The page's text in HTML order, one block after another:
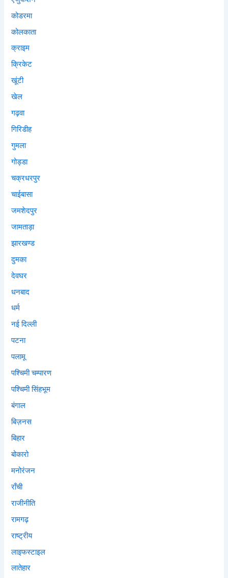
कोडरमा
कोलकाता
क्राइम
क्रिकेट
खूंटी
खेल
गढ़वा
गिरिडीह
गुमला
गोड्डा
चक्रधरपुर
चाईबासा
जमशेदपुर
जामताड़ा
झारखण्ड
दुमका
देवघर
धनबाद
धर्म
नई दिल्ली
पटना
पलामू
पश्चिमी चम्पारण
पश्चिमी सिंहभूम
बंगाल
बिज़नस
बिहार
बोकारो
मनोरंजन
राँची
राजीनीति
रामगढ़
राष्ट्रीय
लाइफस्टाइल
लातेहार